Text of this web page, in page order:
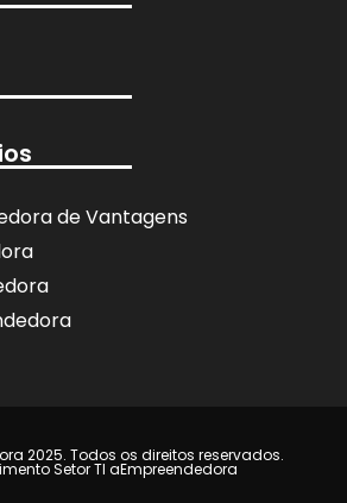
de Vantagens
2025. Todos os direitos reservados.
Setor TI aEmpreendedora